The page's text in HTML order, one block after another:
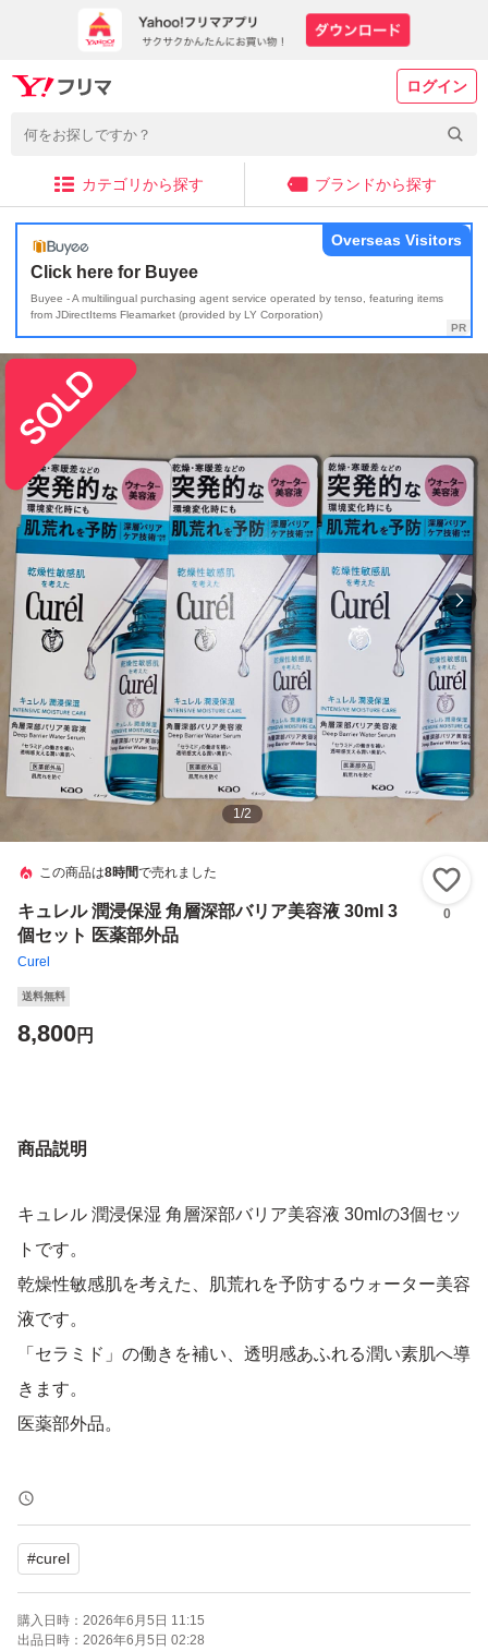
ログイン
カテゴリから探す ブランドから探す
Click here for Buyee
Buyee - A multilingual purchasing agent service operated by tenso, featuring items
from JDirectItems Fleamarket (provided by LY Corporation)
Overseas Visitors
1/2
この商品は8時間で売れました
キュレル 潤浸保湿 角層深部バリア美容液 30ml 3
個セット 医薬部外品
Curel
0
送料無料
8,800円
商品説明
キュレル 潤浸保湿 角層深部バリア美容液 30mlの3個セッ
トです。
乾燥性敏感肌を考えた、肌荒れを予防するウォーター美容
液です。
「セラミド」の働きを補い、透明感あふれる潤い素肌へ導
きます。
医薬部外品。
【ブランド】Curel
【カテゴリ】美容液
【商品の状態】未使用
【カラー】クリア系
【容量】30ml
#curel
購入日時： 2026年6月5日 11:15
出品日時： 2026年6月5日 02:28